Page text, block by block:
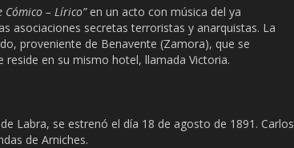
Cómico – Lírico” en un acto con música del ya
asociaciones secretas terroristas y anarquistas. La
proveniente de Benavente (Zamora), que se
en su mismo hotel, llamada Victoria.
Labra, se estrenó el día 18 de agosto de 1891. Carlos
de Arniches.